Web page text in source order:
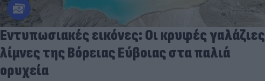
Εντυπωσιακές εικόνες: Οι κρυφές γαλάζιες
λίμνες της Βόρειας Εύβοιας στα παλιά
ορυχεία